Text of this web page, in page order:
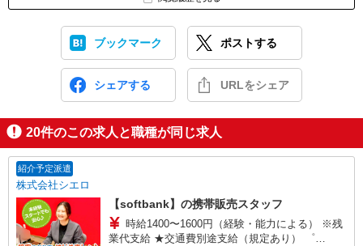
ブックマーク ポストする
シェアする URLをシェア
20件のこの求人と職種が同じ求人
紹介予定派遣
株式会社シエロ
【softbank】の携帯販売スタッフ
時給1400〜1600円（経験・能力による） ※残
業代支給 ★交通費別途支給（規定あり） ゜